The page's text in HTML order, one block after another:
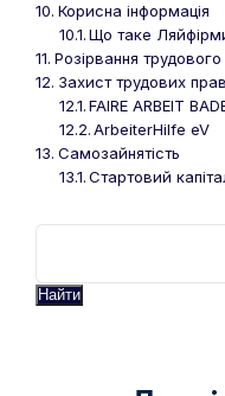
Корисна інформація
Що таке
Розірвання
Захист трудових прав
FAIRE ARBEIT
ArbeiterHilfe eV
Самозайнятість
Стартовий
Найти